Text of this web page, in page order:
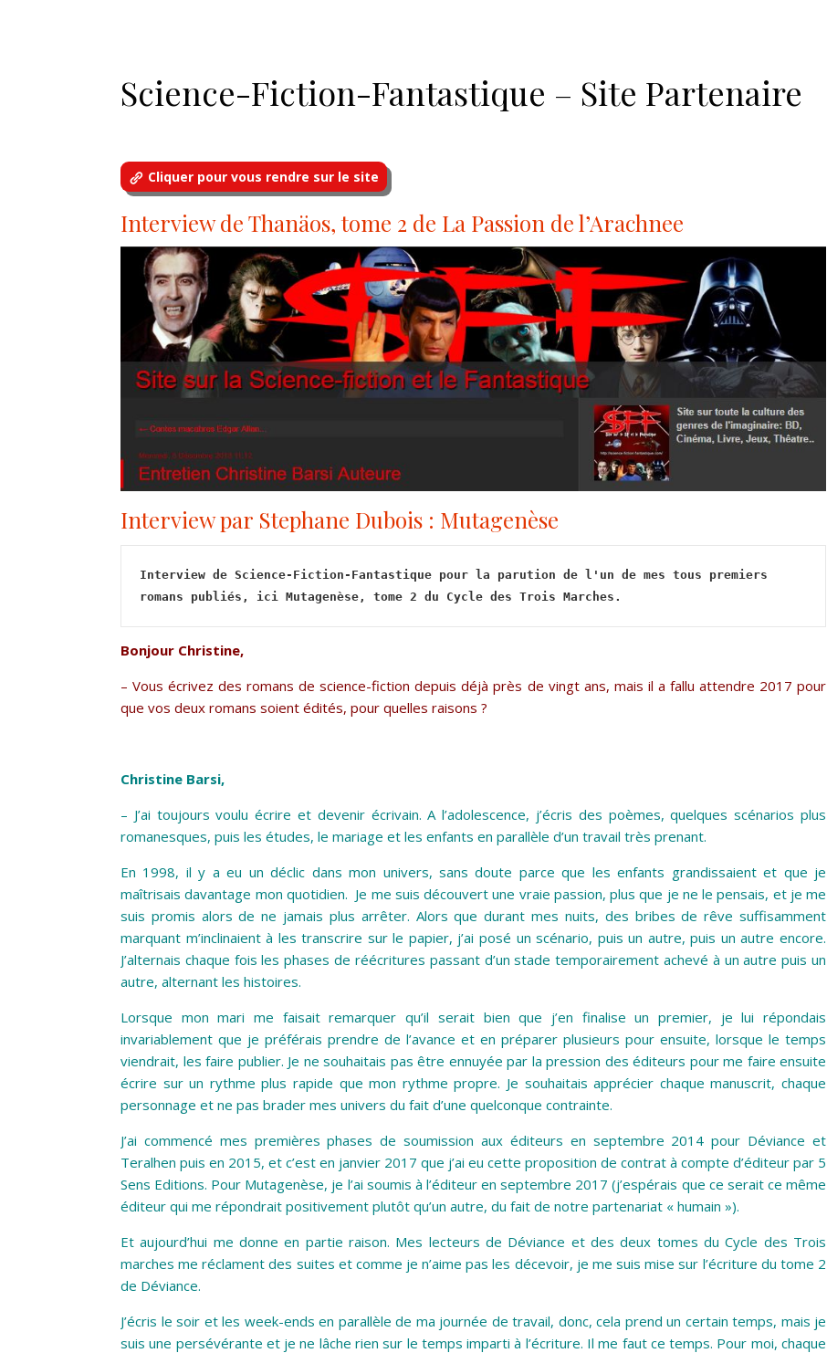
Science-Fiction-Fantastique – Site Partenaire
Cliquer pour vous rendre sur le site
Interview de Thanäos, tome 2 de La Passion de l’Arachnee
Interview par Stephane Dubois : Mutagenèse
Interview de Science-Fiction-Fantastique pour la parution de l'un de mes tous premiers
romans publiés, ici Mutagenèse, tome 2 du Cycle des Trois Marches.
Bonjour Christine,
– Vous écrivez des romans de science-fiction depuis déjà près de vingt ans, mais il a fallu attendre 2017 pour
que vos deux romans soient édités, pour quelles raisons ?
Christine Barsi,
– J’ai toujours voulu écrire et devenir écrivain. A l’adolescence, j’écris des poèmes, quelques scénarios plus
romanesques, puis les études, le mariage et les enfants en parallèle d’un travail très prenant.
En 1998, il y a eu un déclic dans mon univers, sans doute parce que les enfants grandissaient et que je
maîtrisais davantage mon quotidien. Je me suis découvert une vraie passion, plus que je ne le pensais, et je me
suis promis alors de ne jamais plus arrêter. Alors que durant mes nuits, des bribes de rêve suffisamment
marquant m’inclinaient à les transcrire sur le papier, j’ai posé un scénario, puis un autre, puis un autre encore.
J’alternais chaque fois les phases de réécritures passant d’un stade temporairement achevé à un autre puis un
autre, alternant les histoires.
Lorsque mon mari me faisait remarquer qu’il serait bien que j’en finalise un premier, je lui répondais
invariablement que je préférais prendre de l’avance et en préparer plusieurs pour ensuite, lorsque le temps
viendrait, les faire publier. Je ne souhaitais pas être ennuyée par la pression des éditeurs pour me faire ensuite
écrire sur un rythme plus rapide que mon rythme propre. Je souhaitais apprécier chaque manuscrit, chaque
personnage et ne pas brader mes univers du fait d’une quelconque contrainte.
J’ai commencé mes premières phases de soumission aux éditeurs en septembre 2014 pour Déviance et
Teralhen puis en 2015, et c’est en janvier 2017 que j’ai eu cette proposition de contrat à compte d’éditeur par 5
Sens Editions. Pour Mutagenèse, je l’ai soumis à l’éditeur en septembre 2017 (j’espérais que ce serait ce même
éditeur qui me répondrait positivement plutôt qu’un autre, du fait de notre partenariat « humain »).
Et aujourd’hui me donne en partie raison. Mes lecteurs de Déviance et des deux tomes du Cycle des Trois
marches me réclament des suites et comme je n’aime pas les décevoir, je me suis mise sur l’écriture du tome 2
de Déviance.
J’écris le soir et les week-ends en parallèle de ma journée de travail, donc, cela prend un certain temps, mais je
suis une persévérante et je ne lâche rien sur le temps imparti à l’écriture. Il me faut ce temps. Pour moi, chaque